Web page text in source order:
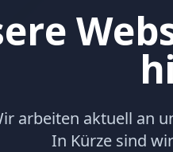
arbeiten aktuell an
In Kürze sind